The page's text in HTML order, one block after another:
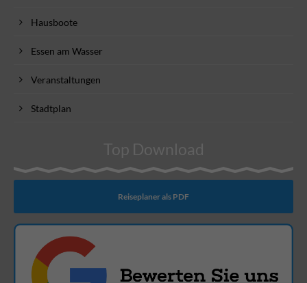
Hausboote
Essen am Wasser
Veranstaltungen
Stadtplan
Top Download
Reiseplaner als PDF